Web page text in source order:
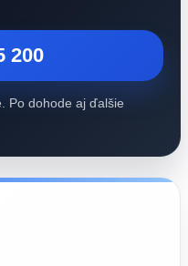
200
Po dohode aj ďalšie